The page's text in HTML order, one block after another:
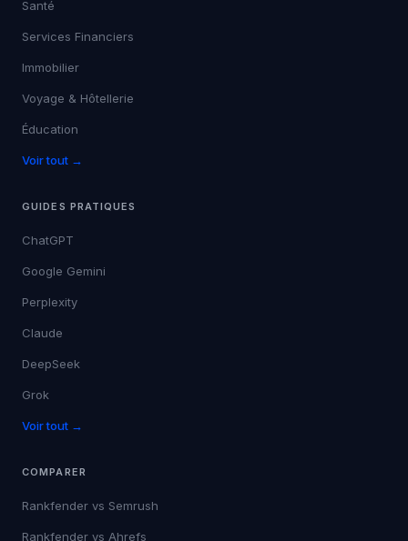
Santé
Services Financiers
Immobilier
Voyage & Hôtellerie
Éducation
Voir tout →
GUIDES PRATIQUES
ChatGPT
Google Gemini
Perplexity
Claude
DeepSeek
Grok
Voir tout →
COMPARER
Rankfender vs Semrush
Rankfender vs Ahrefs